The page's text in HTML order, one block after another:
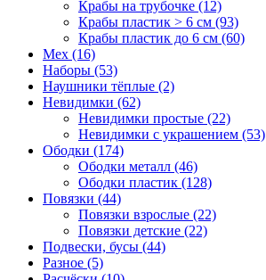
Крабы на трубочке (12)
Крабы пластик > 6 см (93)
Крабы пластик до 6 см (60)
Мех (16)
Наборы (53)
Наушники тёплые (2)
Невидимки (62)
Невидимки простые (22)
Невидимки с украшением (53)
Ободки (174)
Ободки металл (46)
Ободки пластик (128)
Повязки (44)
Повязки взрослые (22)
Повязки детские (22)
Подвески, бусы (44)
Разное (5)